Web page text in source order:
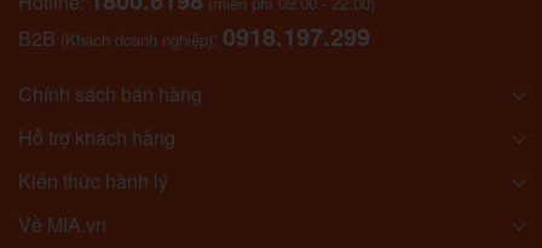
B2B (Khách doanh nghiệp): 0918.197.299
Chính sách bán hàng
Hỗ trợ khách hàng
Kiến thức hành lý
Về MIA.vn